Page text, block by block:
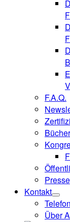
F.A.Q.
Bücher
Kontakt
Über